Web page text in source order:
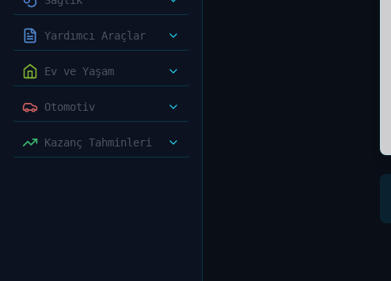
Yardımcı Araçlar
Ev ve Yaşam
Otomotiv
Kazanç Tahminleri